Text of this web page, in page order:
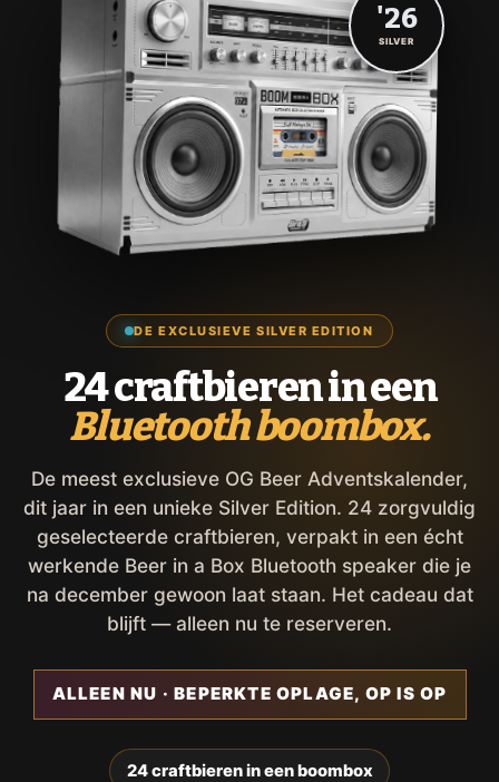
DE EXCLUSIEVE SILVER EDITION
24 craftbieren in een
Bluetooth boombox.
De meest exclusieve OG Beer Adventskalender,
dit jaar in een unieke Silver Edition. 24 zorgvuldig
geselecteerde craftbieren, verpakt in een écht
werkende Beer in a Box Bluetooth speaker die je
na december gewoon laat staan. Het cadeau dat
blijft — alleen nu te reserveren.
ALLEEN NU · BEPERKTE OPLAGE, OP IS OP
24 craftbieren in een boombox
'26
SILVER